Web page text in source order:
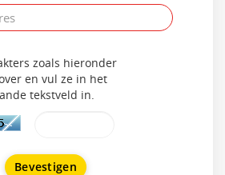
zoals hieronder
en vul ze in het
tekstveld in.
Bevestigen